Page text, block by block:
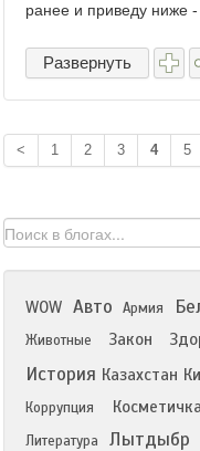
ранее и приведу ниже -
Развернуть
< 1 2 3 4 5
WOW Авто Армия
Животные
Закон
История Казахстан
Коррупция Косметичка
Литература Лытдыбр